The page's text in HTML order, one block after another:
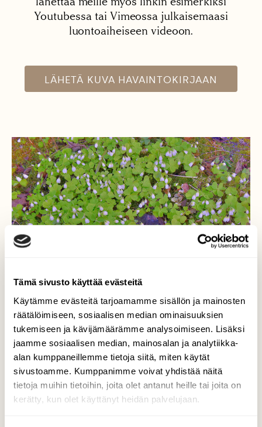
Tämä sivusto käyttää evästeitä
Käytämme evästeitä tarjoamamme sisällön ja mainosten
räätälöimiseen, sosiaalisen median ominaisuuksien
tukemiseen ja kävijämäärämme analysoimiseen. Lisäksi
jaamme sosiaalisen median, mainosalan ja analytiikka-
alan kumppaneillemme tietoja siitä, miten käytät
sivustoamme. Kumppanimme voivat yhdistää näitä
tietoja muihin tietoihin, joita olet antanut heille tai joita on
kerätty, kun olet käyttänyt heidän palvelujaan.
Youtubessa tai Vimeossa julkaisemaasi
luontoaiheiseen videoon.
LÄHETÄ KUVA HAVAINTOKIRJAAN
Ketunleipä kukkii
Viileänä aamuna kukat ovat supussa.
Valokuvaaja: Reijo Juurinen, Veikkola Toukokuu